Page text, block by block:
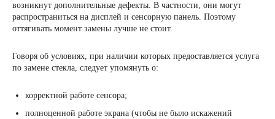
возникнут дополнительные дефекты. В частности, они могут
распространиться на дисплей и сенсорную панель. Поэтому
оттягивать момент замены лучше не стоит.
Говоря об условиях, при наличии которых предоставляется услуга
по замене стекла, следует упомянуть о:
корректной работе сенсора;
полноценной работе экрана (чтобы не было искажений